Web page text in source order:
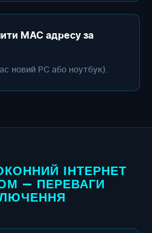
МАС адресу за
новий РС або ноутбук).
ІНТЕРНЕТ
— ПЕРЕВАГИ